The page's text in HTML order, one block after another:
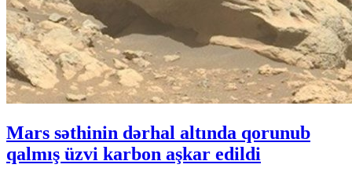
Mars səthinin dərhal altında qorunub
qalmış üzvi karbon aşkar edildi